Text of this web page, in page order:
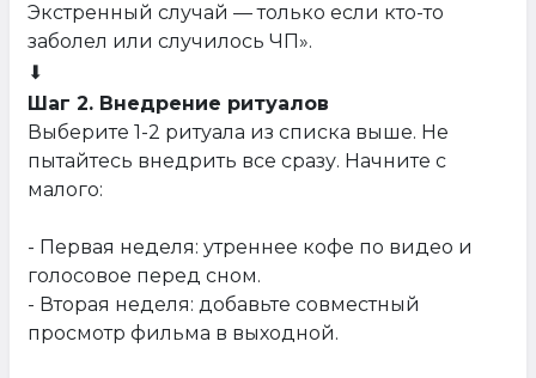
Экстренный случай — только если кто-то
заболел или случилось ЧП».
⬇
Шаг 2. Внедрение ритуалов
Выберите 1-2 ритуала из списка выше. Не
пытайтесь внедрить все сразу. Начните с
малого:
- Первая неделя: утреннее кофе по видео и
голосовое перед сном.
- Вторая неделя: добавьте совместный
просмотр фильма в выходной.